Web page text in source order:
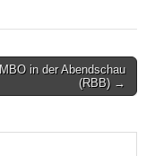
MBO in der Abendschau
(RBB) →